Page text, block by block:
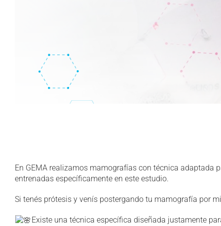
En GEMA realizamos mamografías con técnica adaptada
entrenadas específicamente en este estudio.
Si tenés prótesis y venís postergando tu mamografía por
Existe una técnica específica diseñada justamente